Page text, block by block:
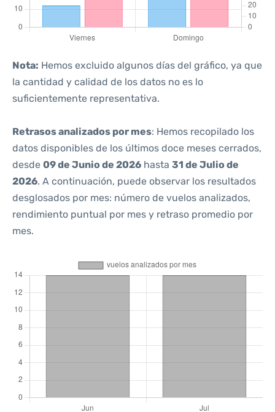
Nota: Hemos excluido algunos días del gráfico, ya que
la cantidad y calidad de los datos no es lo
suficientemente representativa.
Retrasos analizados por mes: Hemos recopilado los
datos disponibles de los últimos doce meses cerrados,
desde 09 de Junio de 2026 hasta 31 de Julio de
2026. A continuación, puede observar los resultados
desglosados por mes: número de vuelos analizados,
rendimiento puntual por mes y retraso promedio por
mes.